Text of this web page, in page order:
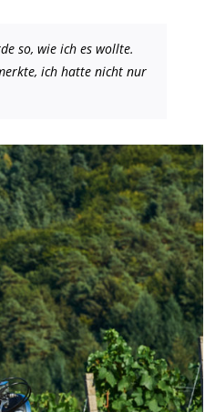
so, wie ich es wollte.
ich hatte nicht nur